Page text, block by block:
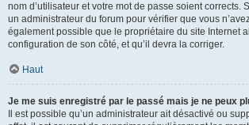
nom d’utilisateur et votre mot de passe soient corrects.
un administrateur du forum pour vérifier que vous
également possible que le propriétaire du site Internet
configuration de son côté, et qu’il devra la corriger.
Haut
Je me suis enregistré par le passé mais je ne peux
Il est possible qu’un administrateur ait désactivé ou